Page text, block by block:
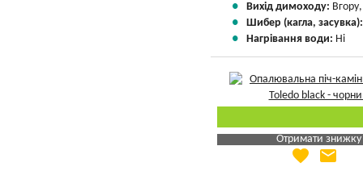
Вихід димоходу:
Шибер (кагла,
Нагрівання води: Ні
Отримати знижку
Яка Ваша ціна
favorite email